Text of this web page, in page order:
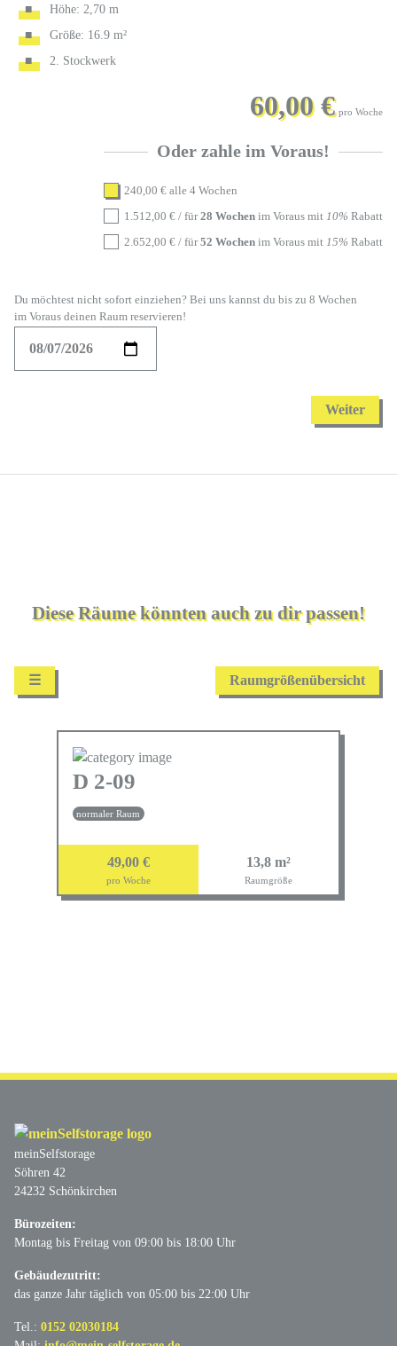
Höhe: 2,70 m
Größe: 16.9 m²
2. Stockwerk
60,00 € pro Woche
Oder zahle im Voraus!
240,00 € alle 4 Wochen
1.512,00 € / für28 Wochen im Voraus mit 10% Rabatt
2.652,00 € / für52 Wochen im Voraus mit 15% Rabatt
Du möchtest nicht sofort einziehen? Bei uns kannst du bis zu 8 Wochen
im Voraus deinen Raum reservieren!
Weiter
Diese Räume könnten auch zu dir passen!
☰ Raumgrößenübersicht
D 2-09
normaler Raum
49,00 €
pro Woche
13,8 m²
Raumgröße
auswählen
meinSelfstorage
Söhren 42
24232 Schönkirchen
Bürozeiten:
Montag bis Freitag von 09:00 bis 18:00 Uhr
Gebäudezutritt:
das ganze Jahr täglich von 05:00 bis 22:00 Uhr
Tel.: 0152 02030184